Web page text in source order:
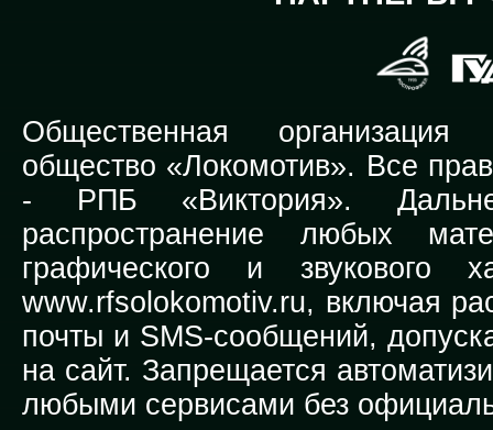
Общественная организация
общество «Локомотив». Все
- РПБ «Виктория».
распространение любых
графического и звукового
www.rfsolokomotiv.ru, включая
почты и SMS-сообщений,
на сайт. Запрещается
любыми сервисами без